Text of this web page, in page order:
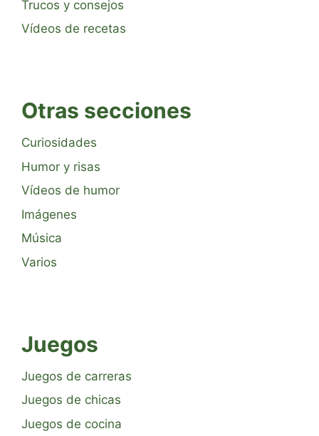
Trucos y consejos
Vídeos de recetas
Otras secciones
Curiosidades
Humor y risas
Vídeos de humor
Imágenes
Música
Varios
Juegos
Juegos de carreras
Juegos de chicas
Juegos de cocina